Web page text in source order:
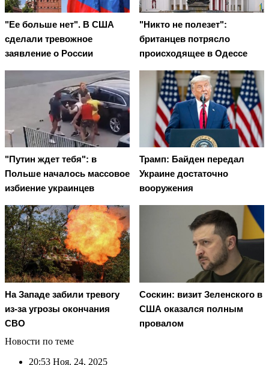
"Ее больше нет". В США
сделали тревожное
заявление о России
"Никто не полезет":
британцев потрясло
происходящее в Одессе
"Путин ждет тебя": в
Польше началось массовое
избиение украинцев
Трамп: Байден передал
Украине достаточно
вооружения
На Западе забили тревогу
из-за угрозы окончания
СВО
Соскин: визит Зеленского в
США оказался полным
провалом
Новости по теме
20:53 Ноя. 24, 2025